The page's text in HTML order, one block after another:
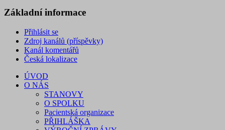
Základní informace
Přihlásit se
Zdroj kanálů (příspěvky)
Kanál komentářů
Česká lokalizace
ÚVOD
O NÁS
STANOVY
O SPOLKU
Pacientská organizace
PŘIHLÁŠKA